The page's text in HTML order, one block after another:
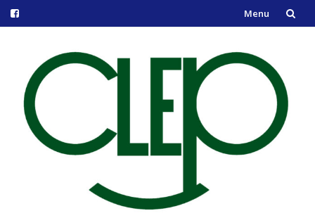
Menu
contenu